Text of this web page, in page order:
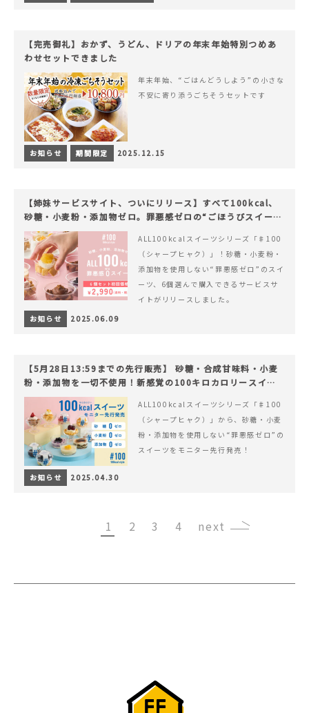
【完売御礼】おかず、うどん、ドリアの年末年始特別つめあ
わせセットできました
年末年始、“ごはんどうしよう”の小さな
不安に寄り添うごちそうセットです
お知らせ 期間限定 2025.12.15
【姉妹サービスサイト、ついにリリース】すべて100kcal、
砂糖・小麦粉・添加物ゼロ。罪悪感ゼロの“ごほうびスイー
ツ”『#100（シャープ100）』
ALL100kcalスイーツシリーズ「♯100
（シャープヒャク）」！砂糖・小麦粉・
添加物を使用しない“罪悪感ゼロ”のスイ
ーツ、6個選んで購入できるサービスサ
イトがリリースしました。
お知らせ
2025.06.09
【5月28日13:59までの先行販売】 砂糖・合成甘味料・小麦
粉・添加物を一切不使用！新感覚の100キロカロリースイー
ツでヘルシーライフを。
ALL100kcalスイーツシリーズ「♯100
（シャープヒャク）」から、砂糖・小麦
粉・添加物を使用しない“罪悪感ゼロ”の
スイーツをモニター先行発売！
お知らせ 2025.04.30
1 2 3 4 ›